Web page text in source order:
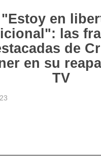
"Estoy en
las
de
en su
TV